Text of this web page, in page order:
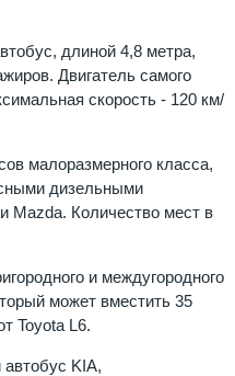
длиной 4,8 метра,
Двигатель самого
скорость - 120 км/
малоразмерного класса,
дизельными
Mazda. Количество мест в
и междугородного
может вместить 35
Toyota L6.
KIA,